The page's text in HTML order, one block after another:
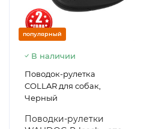
популярный
В наличии
Поводок-рулетка
COLLAR для собак,
Черный
Поводки-рулетки